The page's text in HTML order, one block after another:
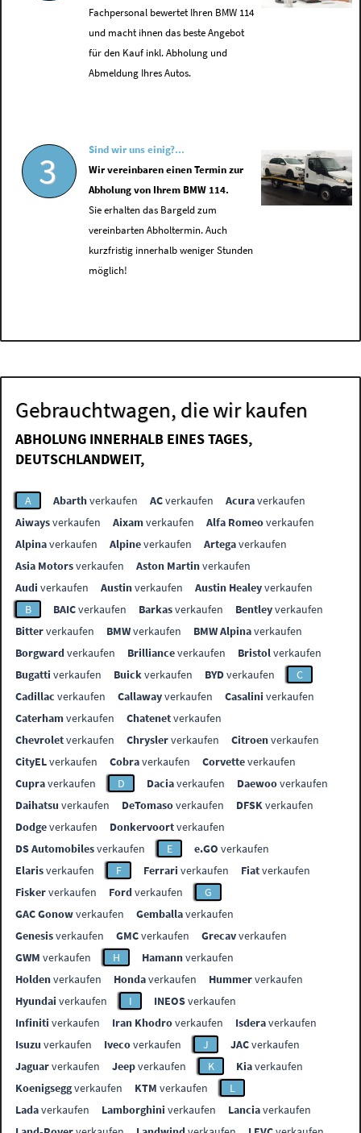
Fachpersonal bewertet Ihren BMW 114
und macht ihnen das beste Angebot
für den Kauf inkl. Abholung und
Abmeldung Ihres Autos.
3
Sind wir uns einig?...
Wir vereinbaren einen Termin zur
Abholung von Ihrem BMW 114.
Sie erhalten das Bargeld zum
vereinbarten Abholtermin. Auch
kurzfristig innerhalb weniger Stunden
möglich!
Gebrauchtwagen, die wir kaufen
ABHOLUNG INNERHALB EINES TAGES,
DEUTSCHLANDWEIT,
A Abarthverkaufen ACverkaufen Acuraverkaufen
Aiwaysverkaufen Aixamverkaufen Alfa Romeoverkaufen
Alpinaverkaufen Alpineverkaufen Artegaverkaufen
Asia Motorsverkaufen Aston Martinverkaufen
Audi verkaufen Austinverkaufen Austin Healeyverkaufen
B
BAICverkaufen Barkasverkaufen Bentleyverkaufen
Bitterverkaufen BMWverkaufen BMW Alpinaverkaufen
Borgwardverkaufen Brillianceverkaufen Bristolverkaufen
Bugatti verkaufen Buickverkaufen BYDverkaufen
C
Cadillac verkaufen Callawayverkaufen Casalini verkaufen
Caterhamverkaufen Chatenetverkaufen
Chevroletverkaufen Chryslerverkaufen Citroenverkaufen
CityELverkaufen Cobraverkaufen Corvetteverkaufen
Cupraverkaufen D Daciaverkaufen Daewooverkaufen
Daihatsu verkaufen DeTomasoverkaufen DFSKverkaufen
Dodgeverkaufen Donkervoortverkaufen
DS Automobilesverkaufen E e.GO verkaufen
Elarisverkaufen F Ferrari verkaufen Fiatverkaufen
Fiskerverkaufen Fordverkaufen
G
GAC Gonowverkaufen Gemballaverkaufen
Genesisverkaufen GMCverkaufen Grecavverkaufen
GWM verkaufen H Hamannverkaufen
Holdenverkaufen Hondaverkaufen Hummerverkaufen
Hyundai verkaufen I INEOSverkaufen
Infiniti verkaufen Iran Khodroverkaufen Isderaverkaufen
Isuzu verkaufen Ivecoverkaufen J JACverkaufen
Jaguarverkaufen Jeepverkaufen K Kiaverkaufen
Koenigseggverkaufen KTM verkaufen
L
Ladaverkaufen Lamborghini verkaufen Lanciaverkaufen